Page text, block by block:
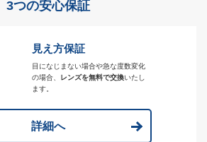
3つの安心保証
見え方保証
目になじまない場合や急な度数変化
の場合、
レンズを無料で交換いたし
ます。
詳細へ